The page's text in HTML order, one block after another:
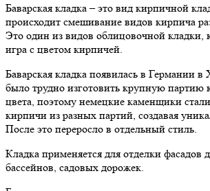
Баварская кладка – это вид кирпичной
происходит смешивание видов кирпича
Это один из видов облицовочной кладки,
игра с цветом кирпичей.
Баварская кладка появилась в Германии в
было трудно изготовить крупную партию
цвета, поэтому немецкие каменщики
кирпичи из разных партий, создавая
После это переросло в отдельный стиль.
Кладка применяется для отделки фасадов
бассейнов, садовых дорожек.